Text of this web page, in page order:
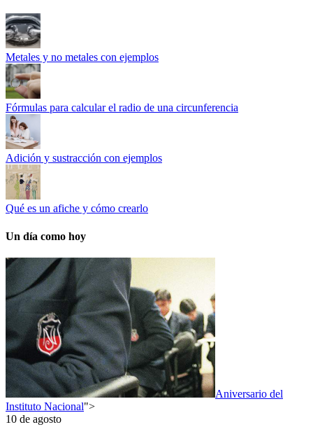
Metales y no metales con ejemplos
Fórmulas para calcular el radio de una circunferencia
Adición y sustracción con ejemplos
Qué es un afiche y cómo crearlo
Un día como hoy
Aniversario del
Instituto Nacional">
10 de agosto